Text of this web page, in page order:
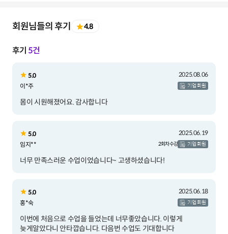
회원님들의 후기 4.8
후기 5건
5.0
2025.08.06
이*주
기업 회원
몸이 시원해졌어요. 감사합니다
5.0
2025.06.19
임지**
2회차 수강 기업 회원
너무 만족스러운 수업이었습니다~ 고생하셨습니다!
5.0
2025.06.18
홍*숙
기업 회원
이번에 처음으로 수업을 들었는데 너무좋았습니다. 이렇게
늦게알았다니 안타깝습니다. 다음번 수업도 기대합니다